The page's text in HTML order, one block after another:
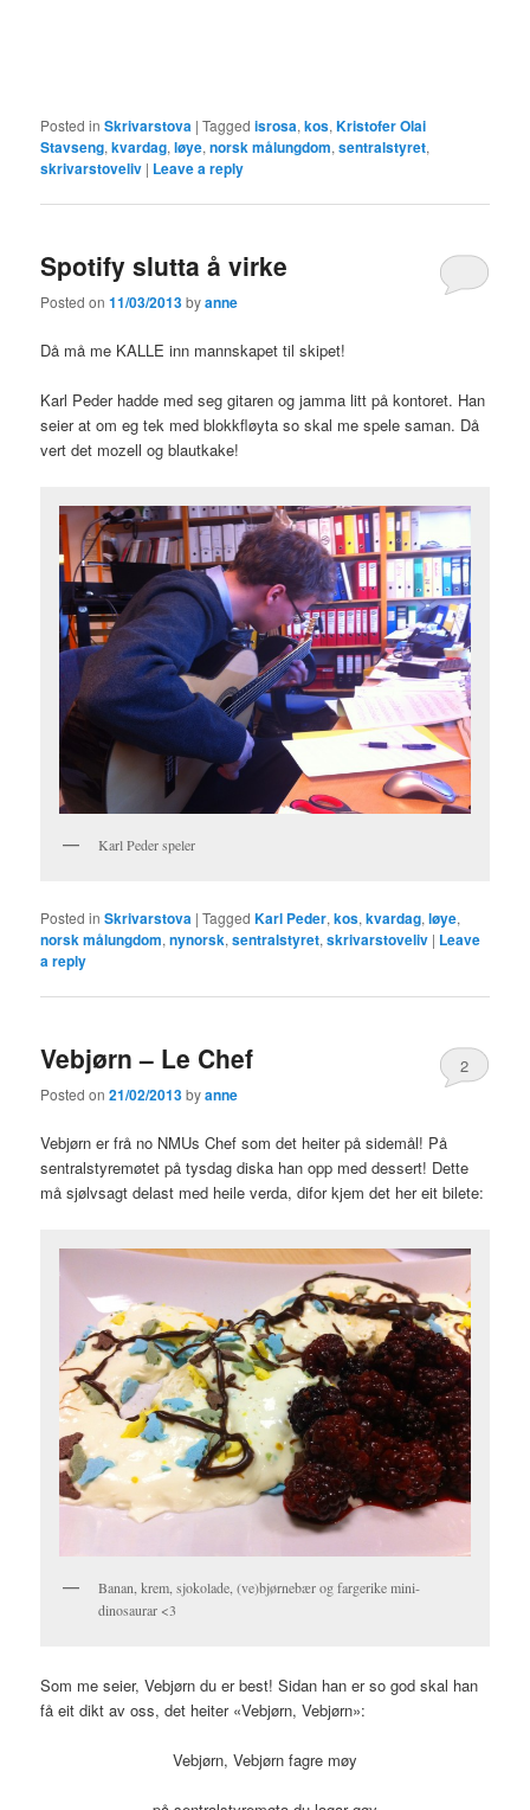
Posted in Skrivarstova |Tagged isrosa,kos,Kristofer Olai
Stavseng,kvardag,løye,norsk målungdom,sentralstyret,
skrivarstoveliv | Leave a reply
Spotify slutta å virke
Posted on11/03/2013byanne
Då må me KALLE inn mannskapet til skipet!
Karl Peder hadde med seg gitaren og jamma litt på kontoret. Han
seier at om eg tek med blokkfløyta so skal me spele saman. Då
vert det mozell og blautkake!
Karl Peder speler
Posted in Skrivarstova |Tagged Karl Peder,kos,kvardag,løye,
norsk målungdom,nynorsk,sentralstyret,skrivarstoveliv | Leave
a reply
Vebjørn – Le Chef
Posted on21/02/2013byanne
2
Vebjørn er frå no NMUs Chef som det heiter på sidemål! På
sentralstyremøtet på tysdag diska han opp med dessert! Dette
må sjølvsagt delast med heile verda, difor kjem det her eit bilete:
Banan, krem, sjokolade, (ve)bjørnebær og fargerike mini-
dinosaurar <3
Som me seier, Vebjørn du er best! Sidan han er so god skal han
få eit dikt av oss, det heiter «Vebjørn, Vebjørn»:
Vebjørn, Vebjørn fagre møy